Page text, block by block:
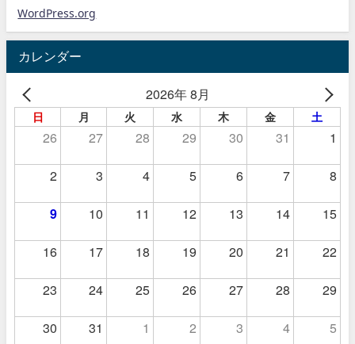
WordPress.org
カレンダー
2026年 8月
日 月 火 水 木 金 土
26 27 28 29 30 31 1
2 3 4 5 6 7 8
9 10 11 12 13 14 15
16 17 18 19 20 21 22
23 24 25 26 27 28 29
30 31 1 2 3 4 5